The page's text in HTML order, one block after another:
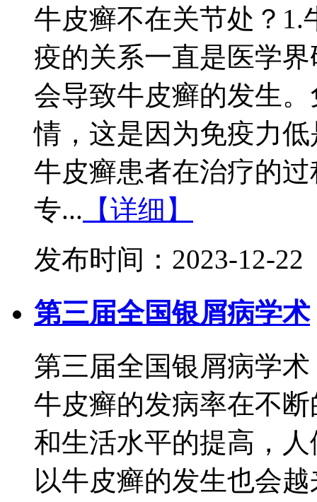
牛皮癣不在关节处？1.
疫的关系一直是医学
会导致牛皮癣的发生
情，这是因为免疫力
牛皮癣患者在治疗的
专... 【详细】
发布时间：2023-12-22
第三届全国银屑病学术
第三届全国银屑病学
牛皮癣的发病率在不
和生活水平的提高，
以牛皮癣的发生也会